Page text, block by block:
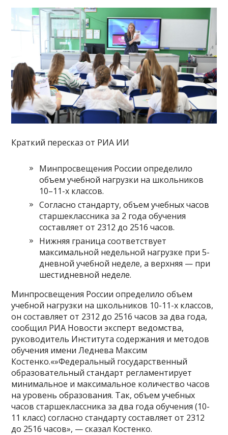
Краткий пересказ от РИА ИИ
Минпросвещения России определило
объем учебной нагрузки на школьников
10–11-х классов.
Согласно стандарту, объем учебных часов
старшеклассника за 2 года обучения
составляет от 2312 до 2516 часов.
Нижняя граница соответствует
максимальной недельной нагрузке при 5-
дневной учебной неделе, а верхняя — при
шестидневной неделе.
Минпросвещения России определило объем
учебной нагрузки на школьников 10-11-х классов,
он составляет от 2312 до 2516 часов за два года,
сообщил РИА Новости эксперт ведомства,
руководитель Института содержания и методов
обучения имени Леднева Максим
Костенко.«»Федеральный государственный
образовательный стандарт регламентирует
минимальное и максимальное количество часов
на уровень образования. Так, объем учебных
часов старшеклассника за два года обучения (10-
11 класс) согласно стандарту составляет от 2312
до 2516 часов», — сказал Костенко.